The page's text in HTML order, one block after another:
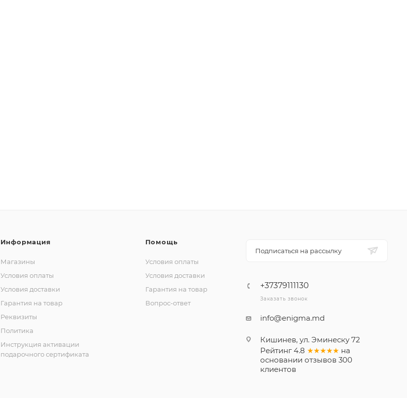
Информация
Магазины
Условия оплаты
Условия доставки
Гарантия на товар
Реквизиты
Политика
Инструкция активации
подарочного сертификата
Помощь
Условия оплаты
Условия доставки
Гарантия на товар
Вопрос-ответ
Подписаться на рассылку
+37379111130
Заказать звонок
info@enigma.md
Кишинев, ул. Эминеску 72
Рейтинг 4.8 ★★★★★ на
основании отзывов 300
клиентов